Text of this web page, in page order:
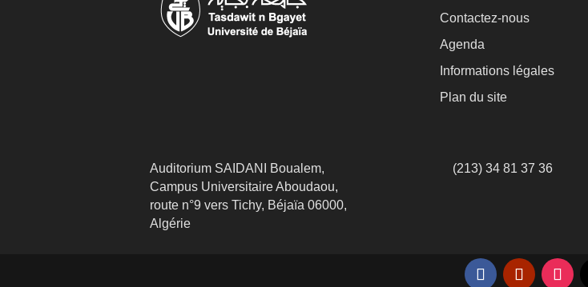
Contactez-nous
Agenda
Informations légales
Plan du site
Auditorium SAIDANI Boualem,
Campus Universitaire Aboudaou,
route n°9 vers Tichy, Béjaïa 06000,
Algérie
(213) 34 81 37 36